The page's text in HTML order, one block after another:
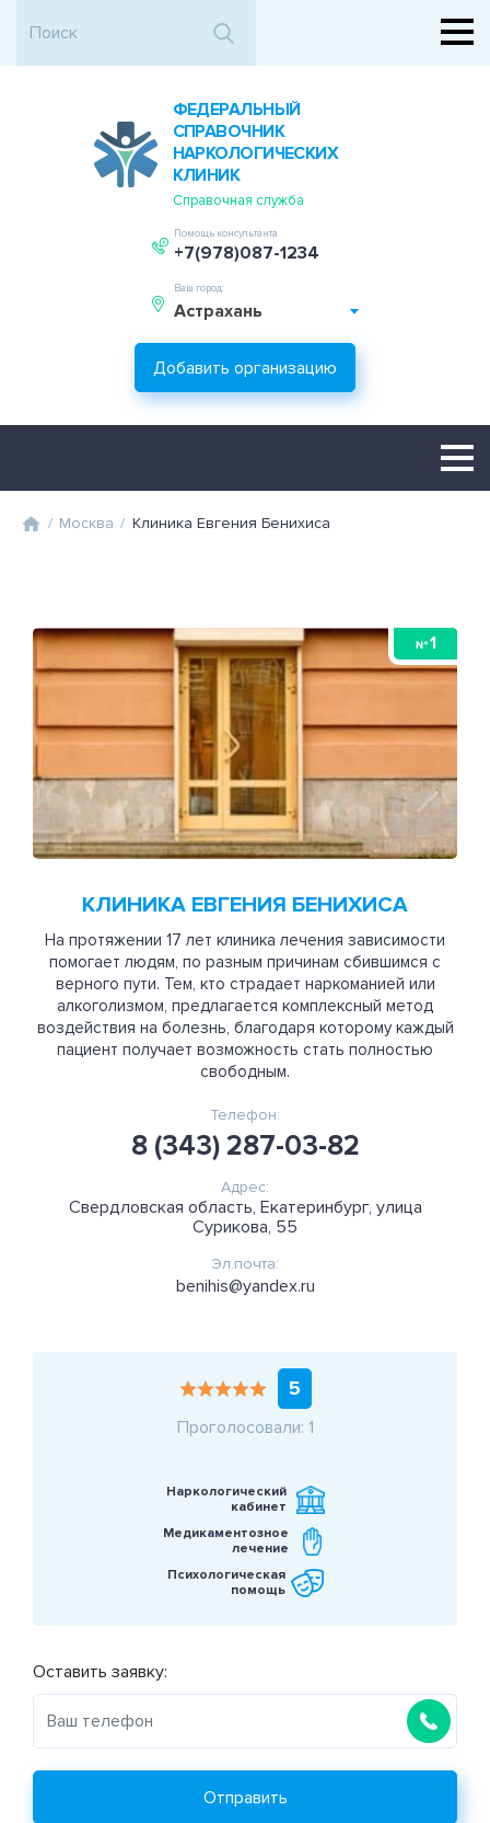
ФЕДЕРАЛЬНЫЙ
СПРАВОЧНИК
НАРКОЛОГИЧЕСКИХ
КЛИНИК
Справочная служба
Помощь консультанта
+7(978)087-1234
Ваш город:
Астрахань
Добавить организацию
/ Москва / Клиника Евгения Бенихиса
№ 1
КЛИНИКА ЕВГЕНИЯ БЕНИХИСА
На протяжении 17 лет клиника лечения зависимости
помогает людям, по разным причинам сбившимся с
верного пути. Тем, кто страдает наркоманией или
алкоголизмом, предлагается комплексный метод
воздействия на болезнь, благодаря которому каждый
пациент получает возможность стать полностью
свободным.
Телефон:
8 (343) 287-03-82
Адрес:
Свердловская область, Екатеринбург, улица
Сурикова, 55
Эл.почта:
benihis@yandex.ru
5
Проголосовали: 1
Наркологический
кабинет
Медикаментозное
лечение
Психологическая
помощь
Оставить заявку:
Отправить